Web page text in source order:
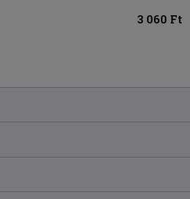
3 060 Ft